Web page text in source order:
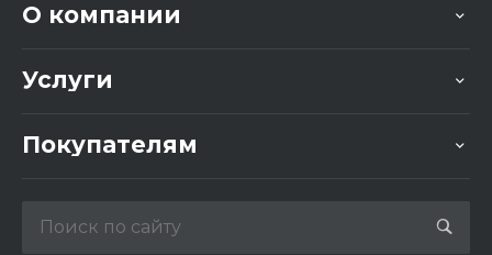
О компании
Услуги
Покупателям